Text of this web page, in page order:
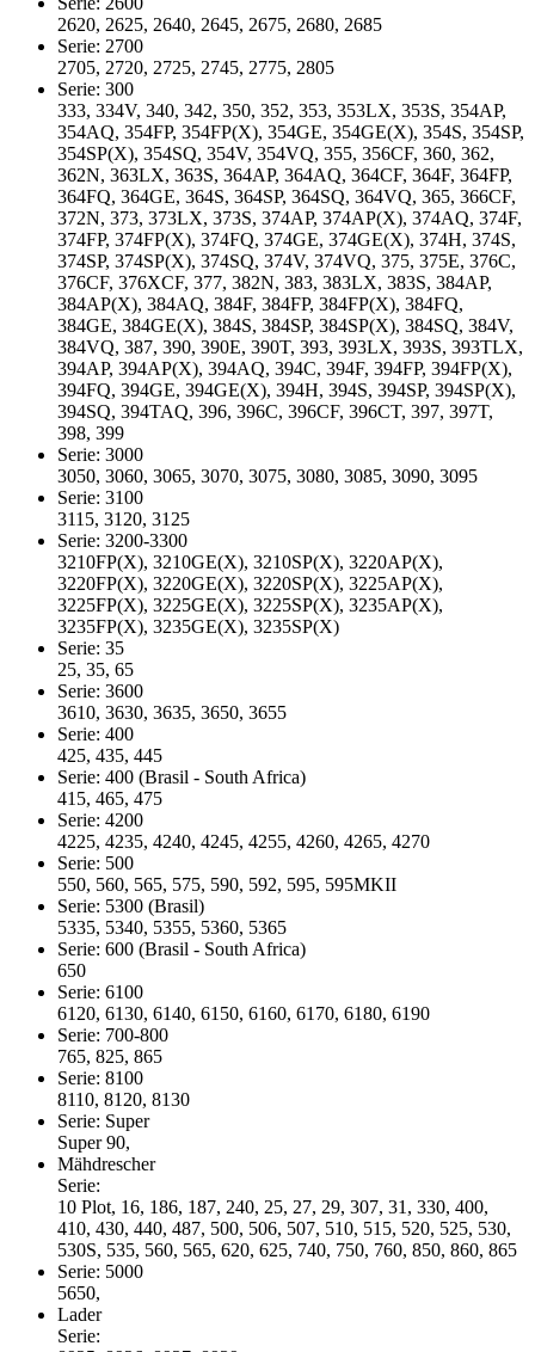
2620, 2625, 2640, 2645, 2675, 2680, 2685
Serie: 2700
2705, 2720, 2725, 2745, 2775, 2805
Serie: 300
333, 334V, 340, 342, 350, 352, 353, 353LX, 353S, 354AP,
354AQ, 354FP, 354FP(X), 354GE, 354GE(X), 354S, 354SP,
354SP(X), 354SQ, 354V, 354VQ, 355, 356CF, 360, 362,
362N, 363LX, 363S, 364AP, 364AQ, 364CF, 364F, 364FP,
364FQ, 364GE, 364S, 364SP, 364SQ, 364VQ, 365, 366CF,
372N, 373, 373LX, 373S, 374AP, 374AP(X), 374AQ, 374F,
374FP, 374FP(X), 374FQ, 374GE, 374GE(X), 374H, 374S,
374SP, 374SP(X), 374SQ, 374V, 374VQ, 375, 375E, 376C,
376CF, 376XCF, 377, 382N, 383, 383LX, 383S, 384AP,
384AP(X), 384AQ, 384F, 384FP, 384FP(X), 384FQ,
384GE, 384GE(X), 384S, 384SP, 384SP(X), 384SQ, 384V,
384VQ, 387, 390, 390E, 390T, 393, 393LX, 393S, 393TLX,
394AP, 394AP(X), 394AQ, 394C, 394F, 394FP, 394FP(X),
394FQ, 394GE, 394GE(X), 394H, 394S, 394SP, 394SP(X),
394SQ, 394TAQ, 396, 396C, 396CF, 396CT, 397, 397T,
398, 399
Serie: 3000
3050, 3060, 3065, 3070, 3075, 3080, 3085, 3090, 3095
Serie: 3100
3115, 3120, 3125
Serie: 3200-3300
3210FP(X), 3210GE(X), 3210SP(X), 3220AP(X),
3220FP(X), 3220GE(X), 3220SP(X), 3225AP(X),
3225FP(X), 3225GE(X), 3225SP(X), 3235AP(X),
3235FP(X), 3235GE(X), 3235SP(X)
Serie: 35
25, 35, 65
Serie: 3600
3610, 3630, 3635, 3650, 3655
Serie: 400
425, 435, 445
Serie: 400 (Brasil - South Africa)
415, 465, 475
Serie: 4200
4225, 4235, 4240, 4245, 4255, 4260, 4265, 4270
Serie: 500
550, 560, 565, 575, 590, 592, 595, 595MKII
Serie: 5300 (Brasil)
5335, 5340, 5355, 5360, 5365
Serie: 600 (Brasil - South Africa)
650
Serie: 6100
6120, 6130, 6140, 6150, 6160, 6170, 6180, 6190
Serie: 700-800
765, 825, 865
Serie: 8100
8110, 8120, 8130
Serie: Super
Super 90,
Mähdrescher
Serie:
10 Plot, 16, 186, 187, 240, 25, 27, 29, 307, 31, 330, 400,
410, 430, 440, 487, 500, 506, 507, 510, 515, 520, 525, 530,
530S, 535, 560, 565, 620, 625, 740, 750, 760, 850, 860, 865
Serie: 5000
5650,
Lader
Serie: